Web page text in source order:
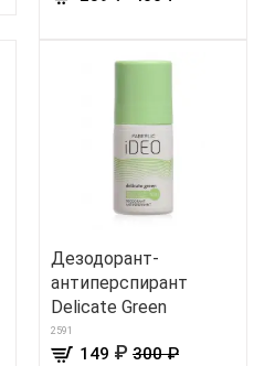
Дезодорант-
антиперспирант
Delicate Green
2591
149 ₽ 300 ₽